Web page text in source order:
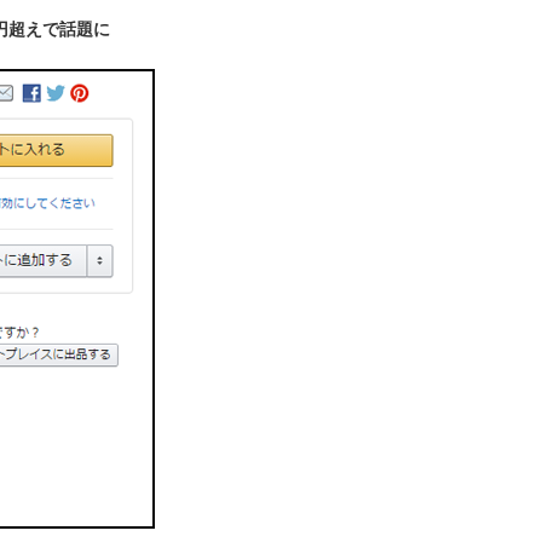
超えで話題に